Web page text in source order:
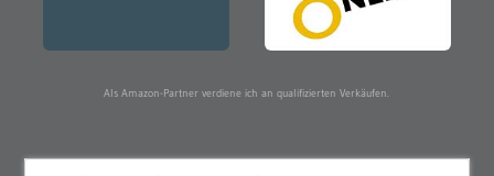
Als Amazon-Partner verdiene ich an qualifizierten Verkäufen.